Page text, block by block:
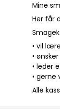
Mine
Her får
• vil
•
• leder
•
Alle